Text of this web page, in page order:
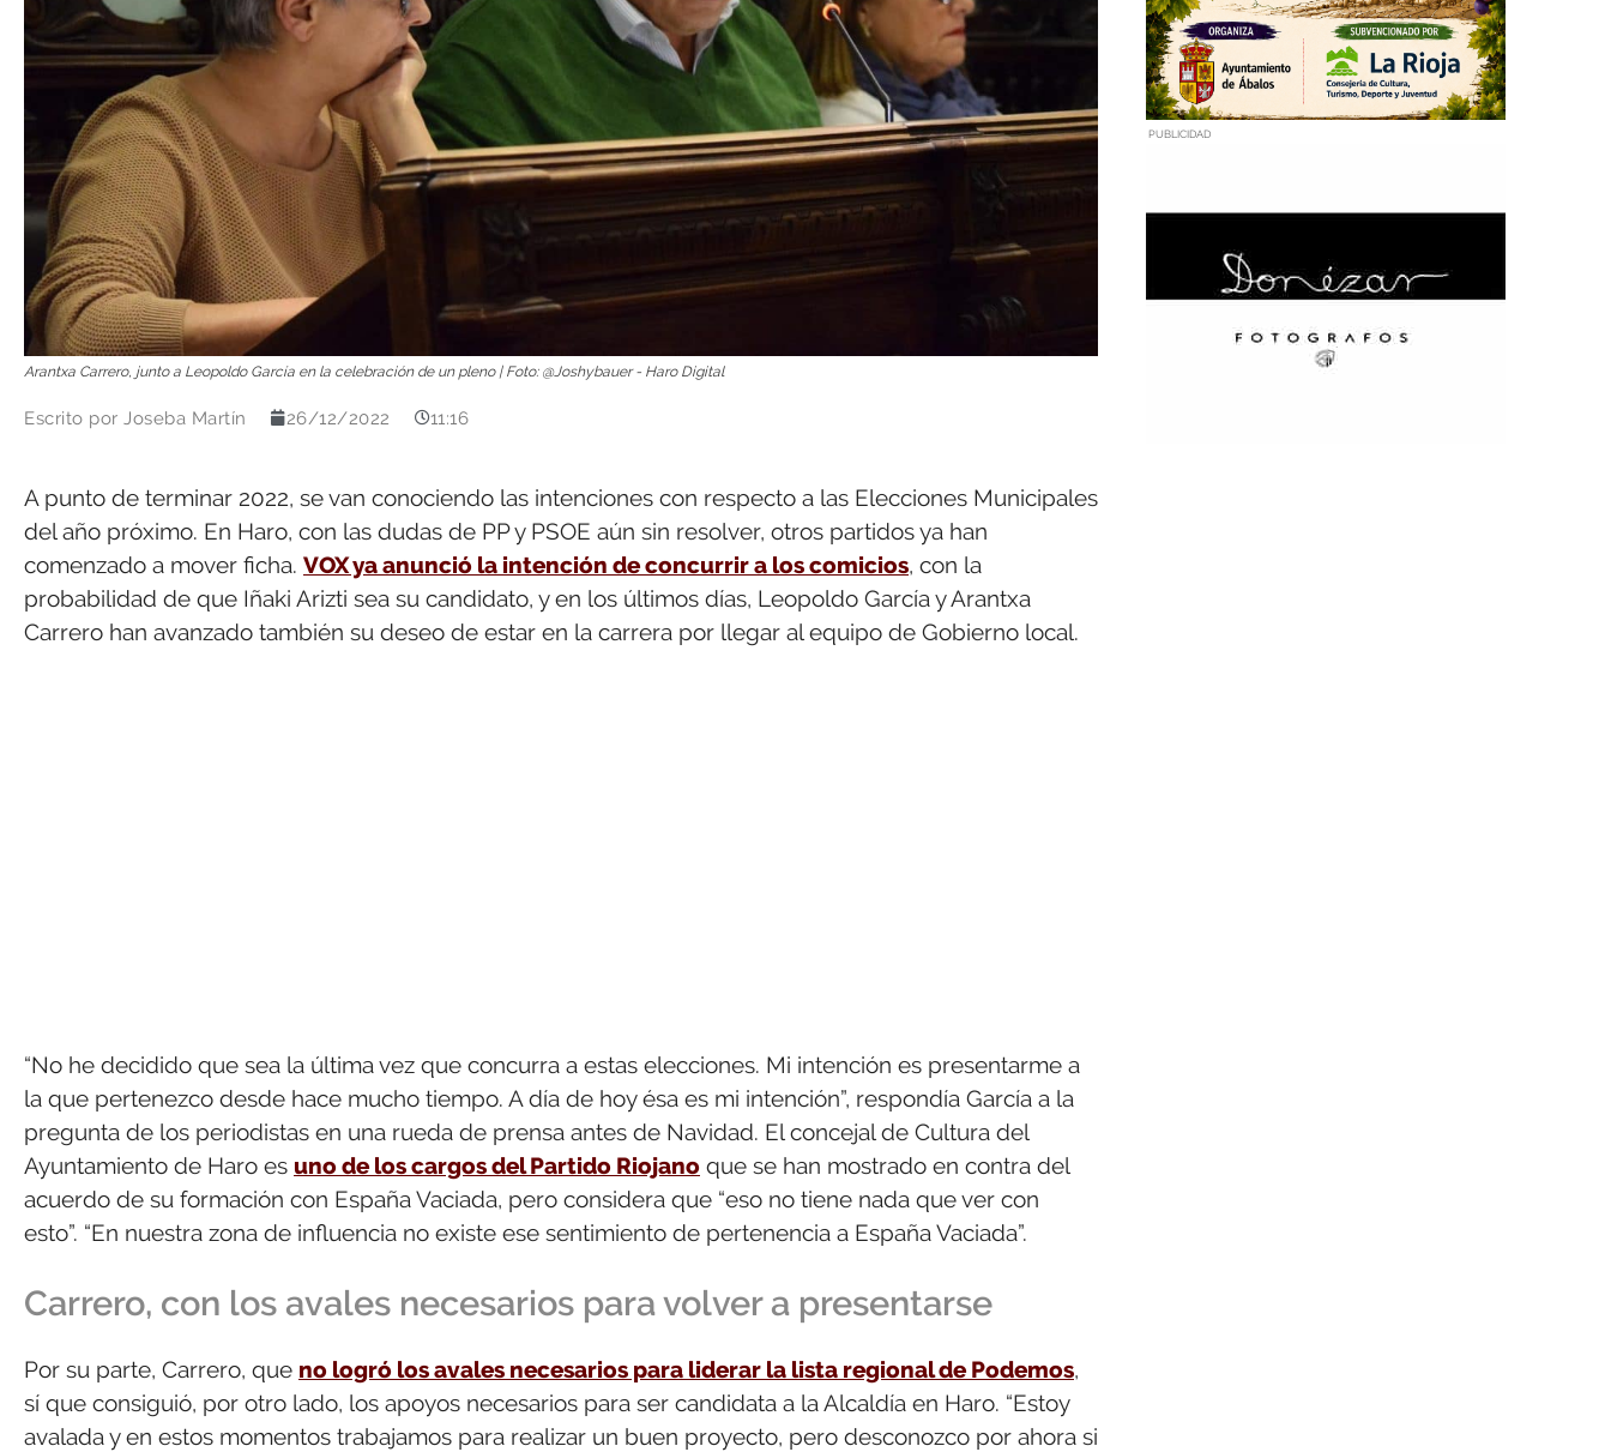
Arantxa Carrero, junto a Leopoldo García en la celebración de un pleno | Foto: @Joshybauer - Haro Digital
Escrito por Joseba Martín 26/12/2022 11:16
A punto de terminar 2022, se van conociendo las intenciones con respecto a las Elecciones Municipales
del año próximo. En Haro, con las dudas de PP y PSOE aún sin resolver, otros partidos ya han
comenzado a mover ficha. VOX ya anunció la intención de concurrir a los comicios, con la
probabilidad de que Iñaki Arizti sea su candidato, y en los últimos días, Leopoldo García y Arantxa
Carrero han avanzado también su deseo de estar en la carrera por llegar al equipo de Gobierno local.
“No he decidido que sea la última vez que concurra a estas elecciones. Mi intención es presentarme a
la que pertenezco desde hace mucho tiempo. A día de hoy ésa es mi intención”, respondía García a la
pregunta de los periodistas en una rueda de prensa antes de Navidad. El concejal de Cultura del
Ayuntamiento de Haro es uno de los cargos del Partido Riojano que se han mostrado en contra del
acuerdo de su formación con España Vaciada, pero considera que “eso no tiene nada que ver con
esto”. “En nuestra zona de influencia no existe ese sentimiento de pertenencia a España Vaciada”.
Carrero, con los avales necesarios para volver a presentarse
Por su parte, Carrero, que no logró los avales necesarios para liderar la lista regional de Podemos,
sí que consiguió, por otro lado, los apoyos necesarios para ser candidata a la Alcaldía en Haro. “Estoy
avalada y en estos momentos trabajamos para realizar un buen proyecto, pero desconozco por ahora si
PUBLICIDAD